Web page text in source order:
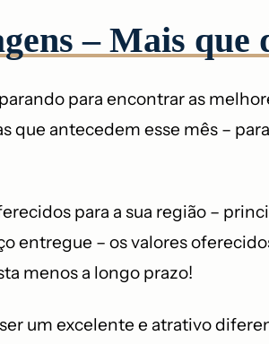
– Mais que
para encontrar as
que antecedem esse mês –
para a sua região –
entregue – os valores
menos a longo prazo!
um excelente e atrativo